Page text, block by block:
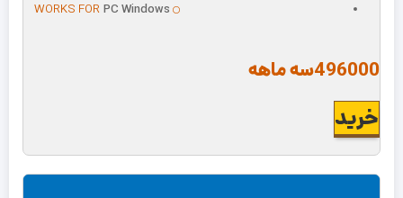
WORKS FOR PC Windows
496000سه ماهه
خرید